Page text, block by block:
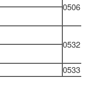
0506
0532
0533